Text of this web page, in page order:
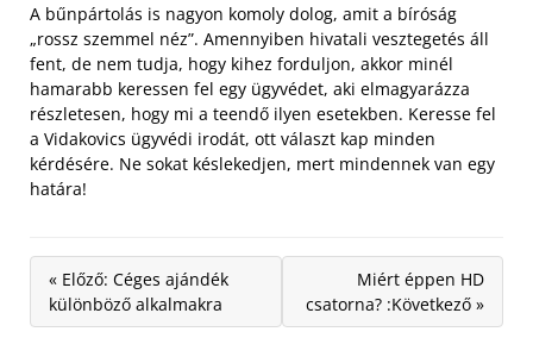
A bűnpártolás is nagyon komoly dolog, amit a bíróság
„rossz szemmel néz”. Amennyiben hivatali vesztegetés áll
fent, de nem tudja, hogy kihez forduljon, akkor minél
hamarabb keressen fel egy ügyvédet, aki elmagyarázza
részletesen, hogy mi a teendő ilyen esetekben. Keresse fel
a Vidakovics ügyvédi irodát, ott választ kap minden
kérdésére. Ne sokat késlekedjen, mert mindennek van egy
határa!
« Előző: Céges ajándék
különböző alkalmakra
Miért éppen HD
csatorna? :Következő »